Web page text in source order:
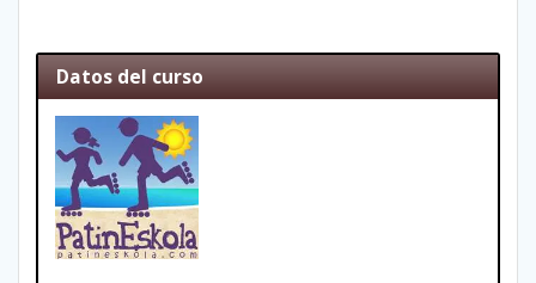
Datos del curso